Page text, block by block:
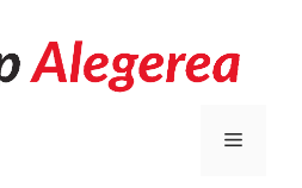
Meniu